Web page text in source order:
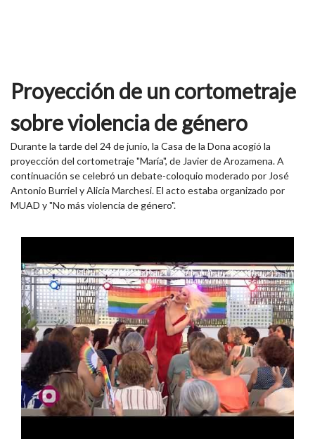
Proyección de un cortometraje
sobre violencia de género
Durante la tarde del 24 de junio, la Casa de la Dona acogió la
proyección del cortometraje "María", de Javier de Arozamena. A
continuación se celebró un debate-coloquio moderado por José
Antonio Burriel y Alicia Marchesi. El acto estaba organizado por
MUAD y "No más violencia de género".